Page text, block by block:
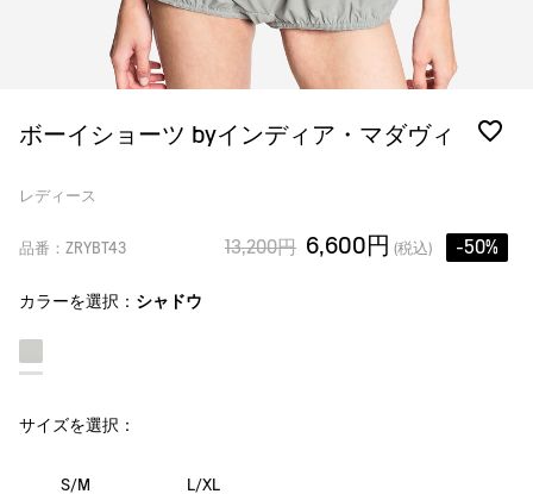
ボーイショーツ byインディア・マダヴィ
レディース
品番：ZRYBT43 13,200円 6,600円 (税込) -50%
カラーを選択： シャドウ
サイズを選択：
S/M L/XL